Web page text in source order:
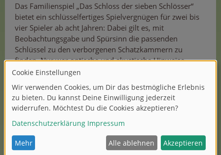
Das Familienspiel „Das Schloss der sieben Schlösser“
bietet ein schlüsselfertiges Spielvergnügen für zwei bis
vier Spieler ab acht Jahren: Dabei gilt es, mit
Beobachtungsgabe und Spürsinn die passenden
Schlüssel zu den verborgenen Schatzkammern zu
finden. Nur wer optische und akustische Hinweise
richtig deutet, kann die geheimen Kammern öffnen und
Das Knobelspiel stammt vom italienischen Spieleautor
Carlo A. Rossi, die Illustrationen von Folko Streese
verleihen dem 30-minütigen Familienspiel eine
märchenhafte Atmosphäre.